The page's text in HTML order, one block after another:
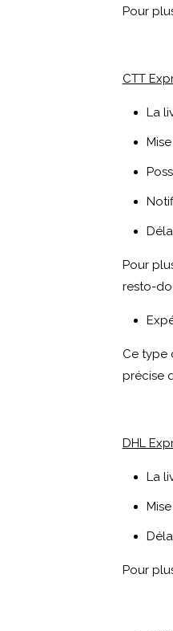
Pour
CTT
La
Pour
resto-
Ce type
précise
DHL
La
Pour